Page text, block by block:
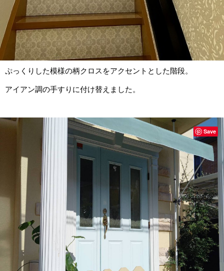
ぷっくりした模様の柄クロスをアクセントとした階段。
アイアン調の手すりに付け替えました。
Save